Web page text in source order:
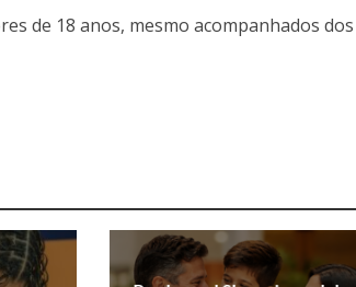
de 18 anos, mesmo acompanhados